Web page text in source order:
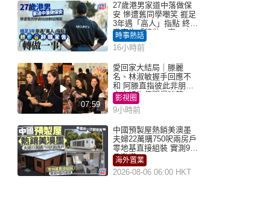
27歲港男家道中落做保
安 慘遭舊同學嘲笑 捱足
3年遇「高人」指點 終辭
職宣告「轉做一事」｜
Juicy叮
時事熱話
16小時前
07:59
愛回家大結局｜滕麗
名、林淑敏握手回應不
和 阿滕直指彼此非朋友
大小姐指傳聞得啖笑
影視圈
9小時前
中國預製屋熱銷美澳墨
夫婦22萬購750呎兩房戶
零地基直接組裝 實測9個
月激讚
海外置業
2026-08-06 06:00 HKT